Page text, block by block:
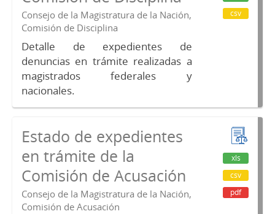
Consejo de la Magistratura de la Nación,
Comisión de Disciplina
Detalle de expedientes de
denuncias en trámite realizadas a
magistrados federales y
nacionales.
csv
Estado de expedientes
en trámite de la
Comisión de Acusación
Consejo de la Magistratura de la Nación,
Comisión de Acusación
xls
csv
pdf